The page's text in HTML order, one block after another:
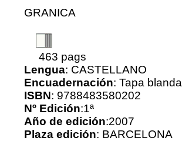
GRANICA
463 pags
Lengua: CASTELLANO
Encuadernación: Tapa blanda
ISBN: 9788483580202
Nº Edición:1ª
Año de edición:2007
Plaza edición: BARCELONA